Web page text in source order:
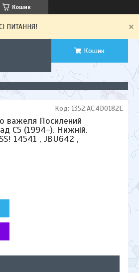
Кошик
ПИТАННЯ!
Кошик
важеля Посилений
С5 (1994-). Нижній.
14541 , JBU642 ,
Код: 1352.AC.4D0182E